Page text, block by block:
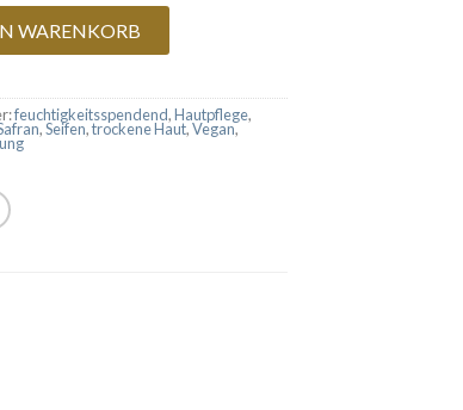
Menge
WARENKORB
feuchtigkeitsspendend,Hautpflege,
,Seifen,trockene Haut,Vegan,